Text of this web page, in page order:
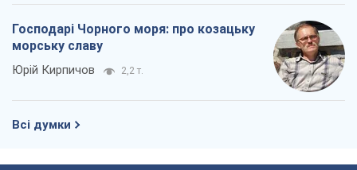
Господарі Чорного моря: про козацьку
морську славу
Юрій Кирпичов 2,2 т.
Всі думки